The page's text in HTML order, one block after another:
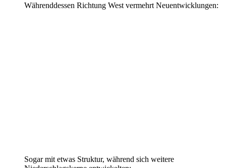
Währenddessen Richtung West vermehrt Neuentwicklungen:
Sogar mit etwas Struktur, während sich weitere